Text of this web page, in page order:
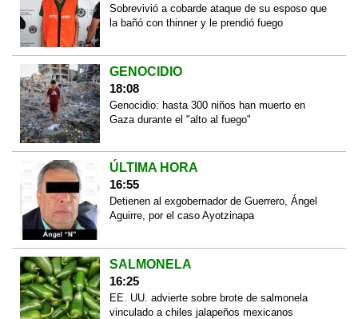
Sobrevivió a cobarde ataque de su esposo que
la bañó con thinner y le prendió fuego
GENOCIDIO
18:08
Genocidio: hasta 300 niños han muerto en
Gaza durante el "alto al fuego"
ÚLTIMA HORA
16:55
Detienen al exgobernador de Guerrero, Ángel
Aguirre, por el caso Ayotzinapa
SALMONELA
16:25
EE. UU. advierte sobre brote de salmonela
vinculado a chiles jalapeños mexicanos